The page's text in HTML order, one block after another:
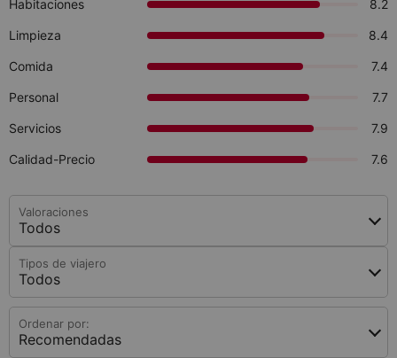
Valoraciones
Todos
Tipos de viajero
Todos
Ordenar por:
Recomendadas